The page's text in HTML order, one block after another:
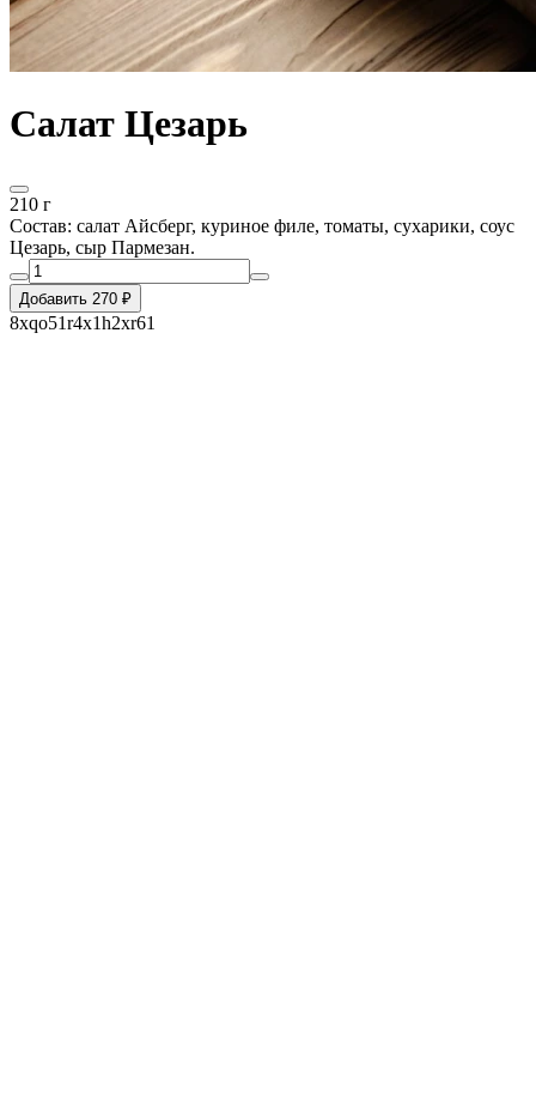
Салат Цезарь
210 г
Состав: салат Айсберг, куриное филе, томаты, сухарики, соус
Цезарь, сыр Пармезан.
Добавить 270 ₽
8xqo51r4x1h2xr61